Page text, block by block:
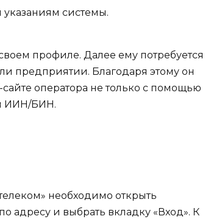
указаниям системы.
профиле. Далее ему потребуется
предприятии. Благодаря этому он
оператора не только с помощью
ИИН/БИН.
необходимо открыть
адресу и выбрать вкладку «Вход». К